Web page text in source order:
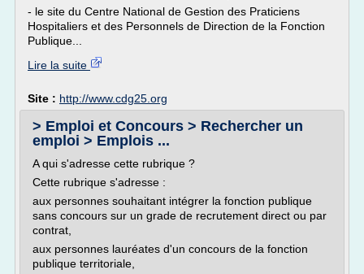
- le site du Centre National de Gestion des Praticiens
Hospitaliers et des Personnels de Direction de la Fonction
Publique...
Lire la suite
Site : http://www.cdg25.org
> Emploi et Concours > Rechercher un
emploi > Emplois ...
A qui s'adresse cette rubrique ?
Cette rubrique s'adresse :
aux personnes souhaitant intégrer la fonction publique
sans concours sur un grade de recrutement direct ou par
contrat,
aux personnes lauréates d'un concours de la fonction
publique territoriale,